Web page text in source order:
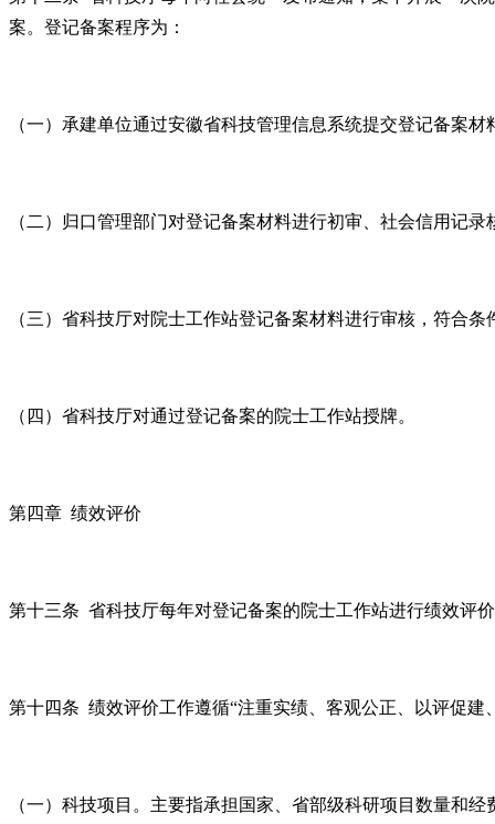
案。登记备案程序为：
（一）承建单位通过安徽省科技管理信息系统提交登记备案材
（二）归口管理部门对登记备案材料进行初审、社会信用记录
（三）省科技厅对院士工作站登记备案材料进行审核，符合
（四）省科技厅对通过登记备案的院士工作站授牌。
第四章 绩效评价
第十三条 省科技厅每年对登记备案的院士工作站进行绩效评
第十四条 绩效评价工作遵循“注重实绩、客观公正、以评促建
（一）科技项目。主要指承担国家、省部级科研项目数量和